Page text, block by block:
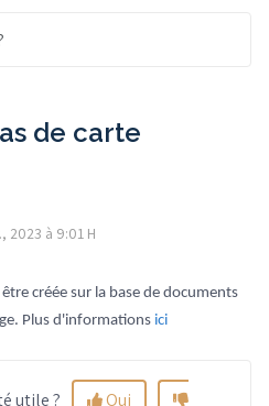
de carte
2023 à 9:01 H
créée sur la base de documents
Plus d'informations ici
utile ?
Oui